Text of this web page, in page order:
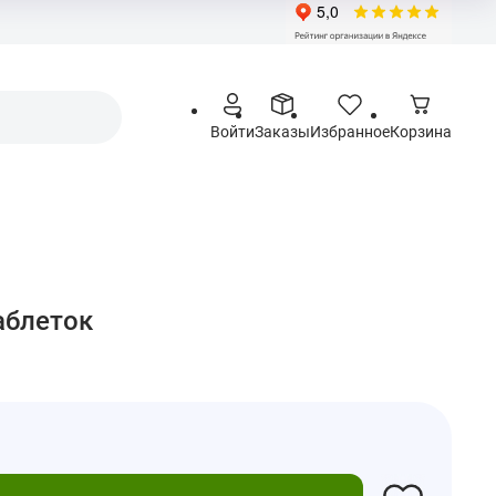
ВойтиЗаказыИзбранноеКорзина